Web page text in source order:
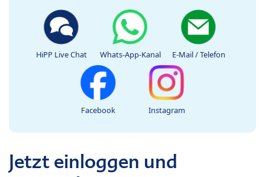
HiPP Live Chat Whats-App-Kanal E-Mail / Telefon
Facebook Instagram
Jetzt einloggen und